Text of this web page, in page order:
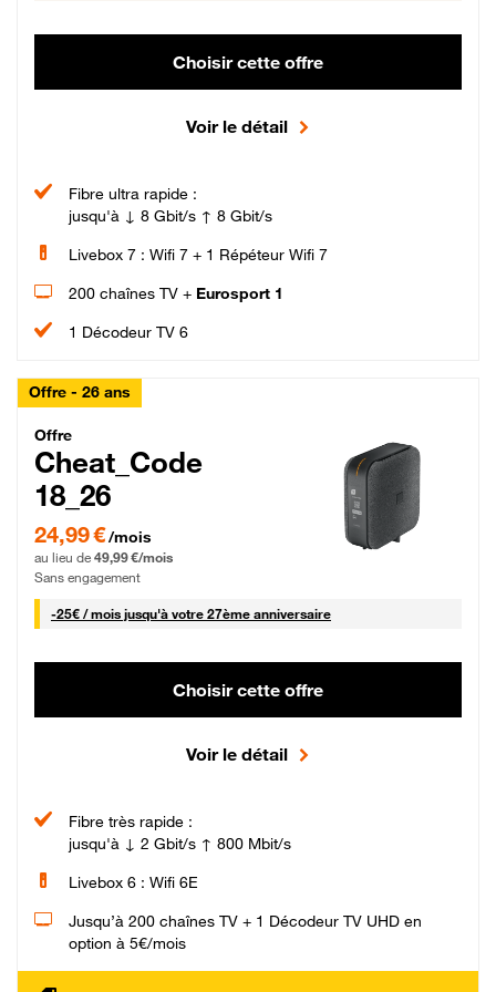
Choisir cette offre
Voir le détail
Fibre ultra rapide :
jusqu'à ↓ 8 Gbit/s ↑ 8 Gbit/s
Livebox 7 : Wifi 7 + 1 Répéteur Wifi 7
200 chaînes TV + Eurosport 1
1 Décodeur TV 6
Offre - 26 ans
Cheat_Code Fibre_18_26
Offre
Cheat_Code
18_26
24,99 € par mois pendant 0 mois puis 49,99 € par mois, Sans engagement
24,99 €/mois
au lieu de 49,99 €/mois
Sans engagement
-25€ / mois25 € par mois
jusqu'à votre 27ème anniversaire
Choisir cette offre
Voir le détail
Fibre très rapide :
jusqu'à ↓ 2 Gbit/s ↑ 800 Mbit/s
Livebox 6 : Wifi 6E
Jusqu’à 200 chaînes TV + 1 Décodeur TV UHD en
option à 5€/mois